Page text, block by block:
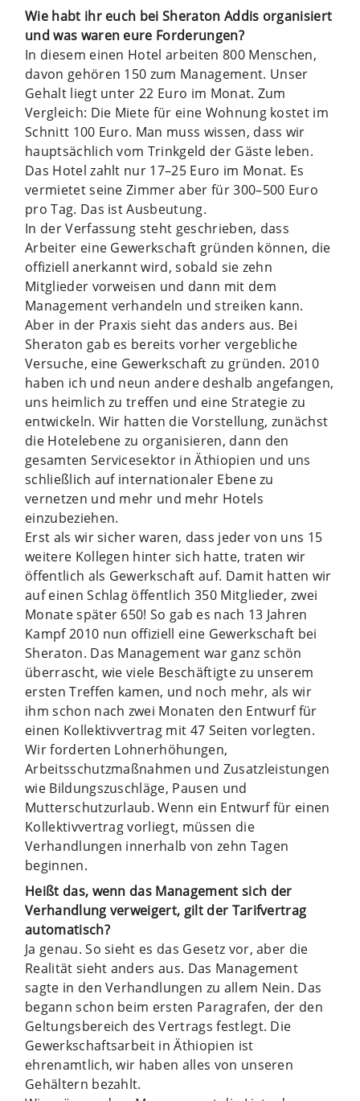
Wie habt ihr euch bei Sheraton Addis organisiert
und was waren eure Forderungen?
In diesem einen Hotel arbeiten 800 Menschen,
davon gehören 150 zum Management. Unser
Gehalt liegt unter 22 Euro im Monat. Zum
Vergleich: Die Miete für eine Wohnung kostet im
Schnitt 100 Euro. Man muss wissen, dass wir
hauptsächlich vom Trinkgeld der Gäste leben.
Das Hotel zahlt nur 17–25 Euro im Monat. Es
vermietet seine Zimmer aber für 300–500 Euro
pro Tag. Das ist Ausbeutung.
In der Verfassung steht geschrieben, dass
Arbeiter eine Gewerkschaft gründen können, die
offiziell anerkannt wird, sobald sie zehn
Mitglieder vorweisen und dann mit dem
Management verhandeln und streiken kann.
Aber in der Praxis sieht das anders aus. Bei
Sheraton gab es bereits vorher vergebliche
Versuche, eine Gewerkschaft zu gründen. 2010
haben ich und neun andere deshalb angefangen,
uns heimlich zu treffen und eine Strategie zu
entwickeln. Wir hatten die Vorstellung, zunächst
die Hotelebene zu organisieren, dann den
gesamten Servicesektor in Äthiopien und uns
schließlich auf internationaler Ebene zu
vernetzen und mehr und mehr Hotels
einzubeziehen.
Erst als wir sicher waren, dass jeder von uns 15
weitere Kollegen hinter sich hatte, traten wir
öffentlich als Gewerkschaft auf. Damit hatten wir
auf einen Schlag öffentlich 350 Mitglieder, zwei
Monate später 650! So gab es nach 13 Jahren
Kampf 2010 nun offiziell eine Gewerkschaft bei
Sheraton. Das Management war ganz schön
überrascht, wie viele Beschäftigte zu unserem
ersten Treffen kamen, und noch mehr, als wir
ihm schon nach zwei Monaten den Entwurf für
einen Kollektivvertrag mit 47 Seiten vorlegten.
Wir forderten Lohnerhöhungen,
Arbeitsschutzmaßnahmen und Zusatzleistungen
wie Bildungszuschläge, Pausen und
Mutterschutzurlaub. Wenn ein Entwurf für einen
Kollektivvertrag vorliegt, müssen die
Verhandlungen innerhalb von zehn Tagen
beginnen.
Heißt das, wenn das Management sich der
Verhandlung verweigert, gilt der Tarifvertrag
automatisch?
Ja genau. So sieht es das Gesetz vor, aber die
Realität sieht anders aus. Das Management
sagte in den Verhandlungen zu allem Nein. Das
begann schon beim ersten Paragrafen, der den
Geltungsbereich des Vertrags festlegt. Die
Gewerkschaftsarbeit in Äthiopien ist
ehrenamtlich, wir haben alles von unseren
Gehältern bezahlt.